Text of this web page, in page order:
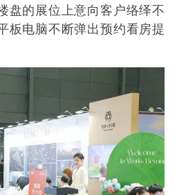
盘的展位上意向客户络绎不
板电脑不断弹出预约看房提